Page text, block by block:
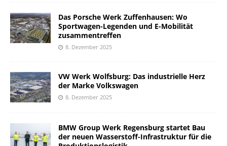
Das Porsche Werk Zuffenhausen: Wo
Sportwagen-Legenden und E-Mobilität
zusammentreffen
8. Dezember 2025
VW Werk Wolfsburg: Das industrielle Herz
der Marke Volkswagen
8. Dezember 2025
BMW Group Werk Regensburg startet Bau
der neuen Wasserstoff-Infrastruktur für die